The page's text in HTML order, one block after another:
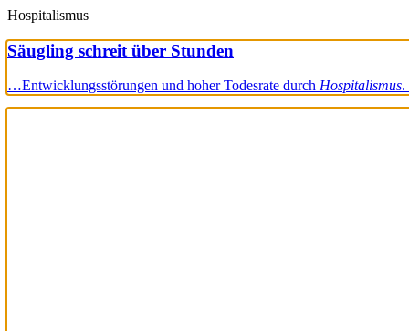
Hospitalismus
Säugling schreit über Stunden
…Entwicklungsstörungen und hoher Todesrate durch Hospitalismus.